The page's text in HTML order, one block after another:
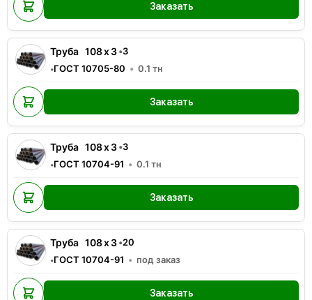
Заказать
Труба 108x3•3
•ГОСТ 10705-80 0.1 тн
Заказать
Труба 108x3•3
•ГОСТ 10704-91 0.1 тн
Заказать
Труба 108x3•20
•ГОСТ 10704-91 под заказ
Заказать